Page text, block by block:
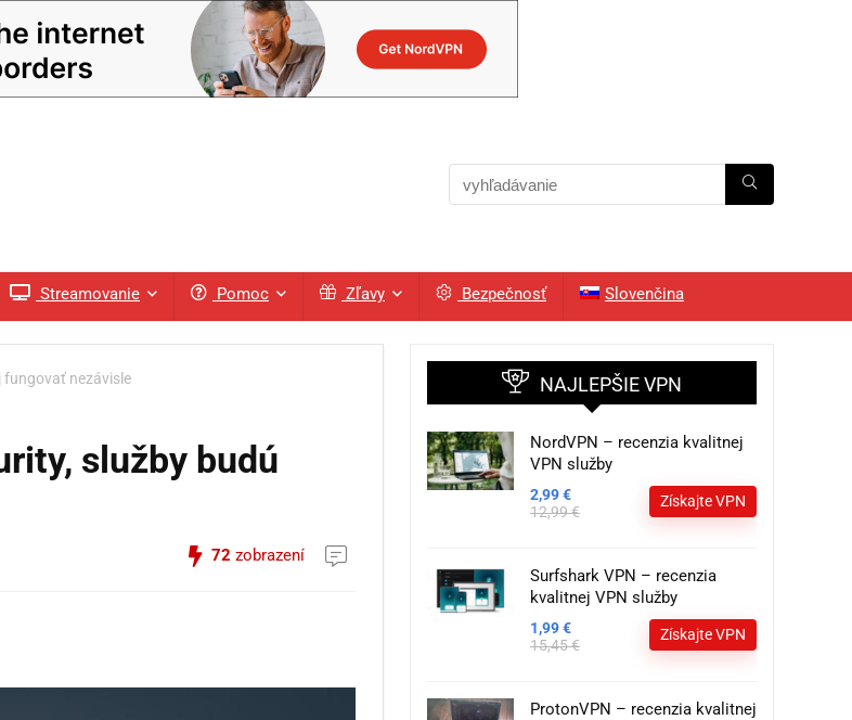
Streamovanie Pomoc Zľavy Bezpečnosť Slovenčina
fungovať nezávisle
služby budú
72 zobrazení
NAJLEPŠIE VPN
NordVPN – recenzia kvalitnej
VPN služby
2,99 €
12,99 €
Získajte VPN
Surfshark VPN – recenzia
kvalitnej VPN služby
1,99 €
15,45 €
Získajte VPN
ProtonVPN – recenzia kvalitnej